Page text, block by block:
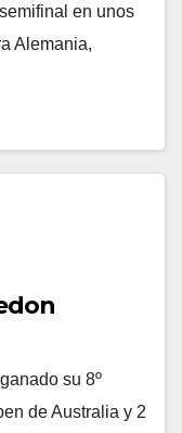
en unos
Alemania,
su 8º
de Australia y 2